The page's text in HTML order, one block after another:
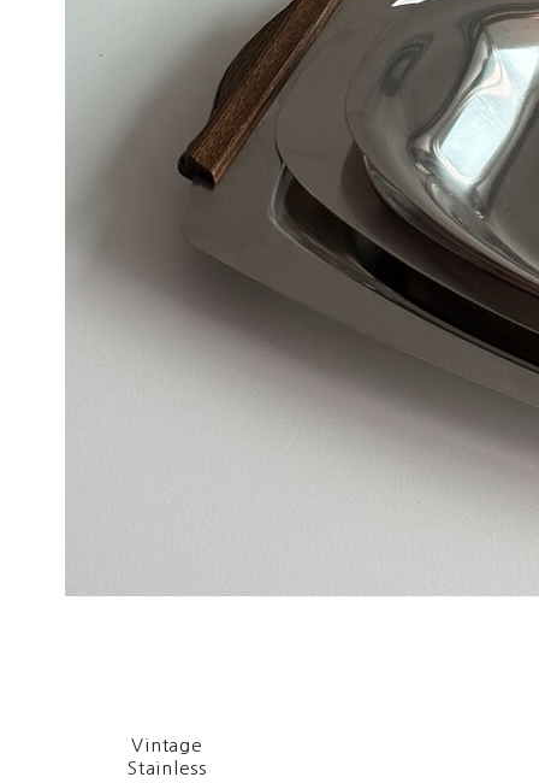
Vintage
Stainless